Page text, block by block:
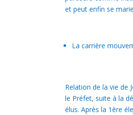
et peut enfin se
La carrière
Relation de la vie de
le Préfet, suite à la
élus. Après la 1ère